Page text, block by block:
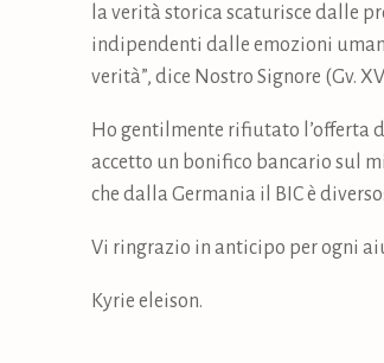
la verità storica scaturisce dalle
indipendenti dalle emozioni
verità”, dice Nostro Signore (Gv.
Ho gentilmente rifiutato l’offerta
accetto un bonifico bancario sul
che dalla Germania il BIC è
Vi ringrazio in anticipo per ogni
Kyrie eleison.